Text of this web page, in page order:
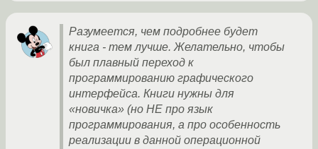
Разумеется, чем подробнее будет
книга - тем лучше. Желательно, чтобы
был плавный переход к
программированию графического
интерфейса. Книги нужны для
«новичка» (но НЕ про язык
программирования, а про особенность
реализации в данной операционной